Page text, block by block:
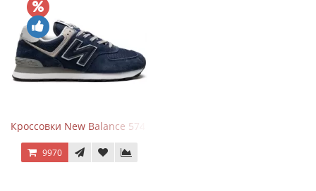
Кроссовки New Balance 574 Navy Blue Grey
9970